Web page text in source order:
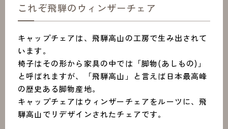
これぞ飛騨のウィンザーチェア
キャップチェアは、飛騨高山の工房で生み出されて
います。
椅子はその形から家具の中では「脚物(あしもの)」
と呼ばれますが、「飛騨高山」と言えば日本最高峰
の歴史ある脚物産地。
キャップチェアはウィンザーチェアをルーツに、飛
騨高山でリデザインされたチェアです。